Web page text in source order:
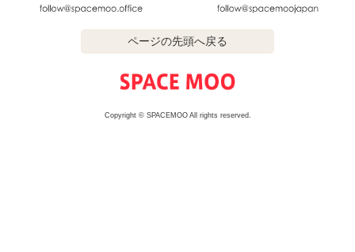
ページの先頭へ戻る
Copyright © SPACEMOO All rights reserved.